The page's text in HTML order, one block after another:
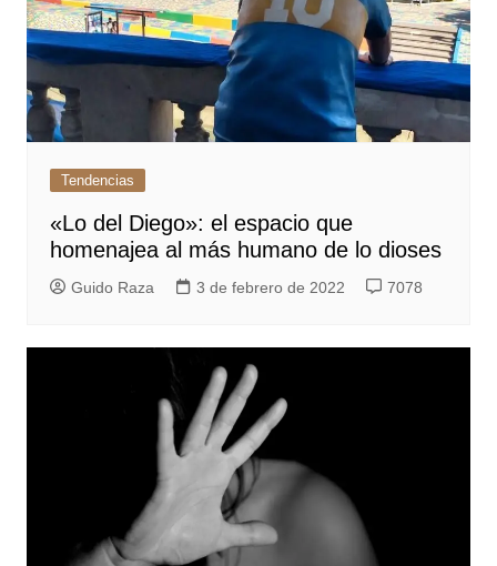
Tendencias
«Lo del Diego»: el espacio que
homenajea al más humano de lo dioses
Guido Raza 3 de febrero de 2022 7078